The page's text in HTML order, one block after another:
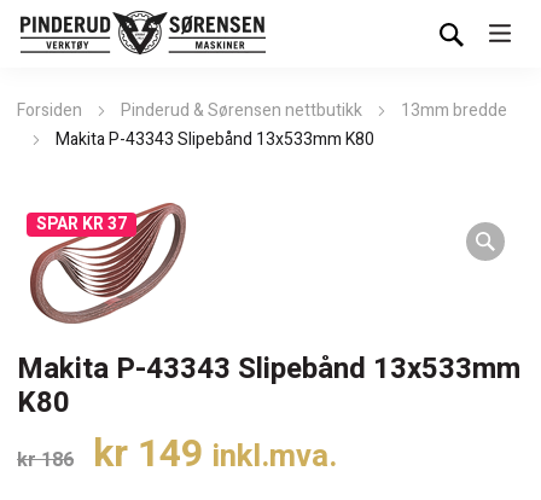
Forsiden Pinderud & Sørensen nettbutikk
13mm bredde
Makita P-43343 Slipebånd 13x533mm K80
SPAR KR 37
Makita P-43343 Slipebånd 13x533mm
K80
kr186 Opprinnelig
kr 149 Nåværende
inkl.mva.